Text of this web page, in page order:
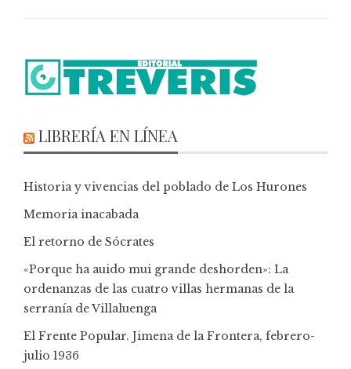
LIBRERÍA EN LÍNEA
Historia y vivencias del poblado de Los Hurones
Memoria inacabada
El retorno de Sócrates
«Porque ha auido mui grande deshorden»: La
ordenanzas de las cuatro villas hermanas de la
serranía de Villaluenga
El Frente Popular. Jimena de la Frontera, febrero-
julio 1936